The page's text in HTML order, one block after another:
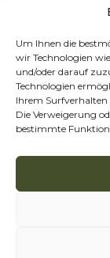
Um Ihnen die
wir Technologien
und/oder darauf
Technologien
Ihrem Surfverhalten
Die Verweigerung
bestimmte
Cookie-
© 2025 Bois de
Thibaut